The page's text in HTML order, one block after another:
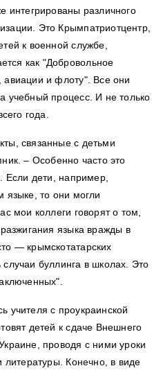
интегрированы различного
Это Крымпатриотцентр,
к военной службе,
как "Добровольное
авиации и флоту". Все они
учебный процесс. И не только
года.
связанные с детьми
– Особенно часто это
Если дети, например,
языке, то они могли
мои коллеги говорят о том,
языка вражды в
— крымскотатарских
буллинга в школах. Это
учителя с проукраинской
детей к сдаче Внешнего
проводя с ними уроки
литературы. Конечно, в виде